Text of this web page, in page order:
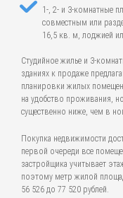
1-, 2- и 3-комнатные
совместным или
16,5 кв. м, лоджией
Студийное жилье и 3-
зданиях к продаже
планировки жилых
на удобство проживания,
существенно ниже, чем в
Покупка недвижимости
первой очереди все
застройщика учитывает
поэтому метр жилой
56 526 до 77 520 рублей.